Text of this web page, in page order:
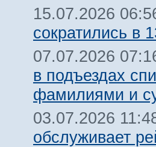
15.07.2026
сократились в
07.07.2026
в подъездах
фамилиями и
03.07.2026
обслуживает